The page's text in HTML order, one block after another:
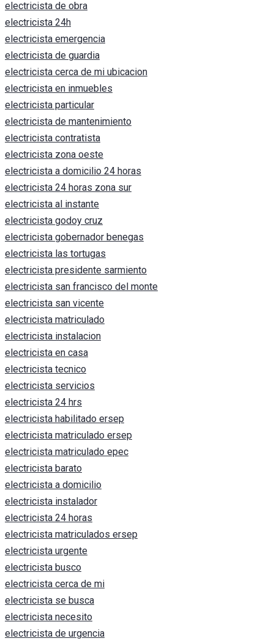
electricista de obra
electricista 24h
electricista emergencia
electricista de guardia
electricista cerca de mi ubicacion
electricista en inmuebles
electricista particular
electricista de mantenimiento
electricista contratista
electricista zona oeste
electricista a domicilio 24 horas
electricista 24 horas zona sur
electricista al instante
electricista godoy cruz
electricista gobernador benegas
electricista las tortugas
electricista presidente sarmiento
electricista san francisco del monte
electricista san vicente
electricista matriculado
electricista instalacion
electricista en casa
electricista tecnico
electricista servicios
electricista 24 hrs
electricista habilitado ersep
electricista matriculado ersep
electricista matriculado epec
electricista barato
electricista a domicilio
electricista instalador
electricista 24 horas
electricista matriculados ersep
electricista urgente
electricista busco
electricista cerca de mi
electricista se busca
electricista necesito
electricista de urgencia